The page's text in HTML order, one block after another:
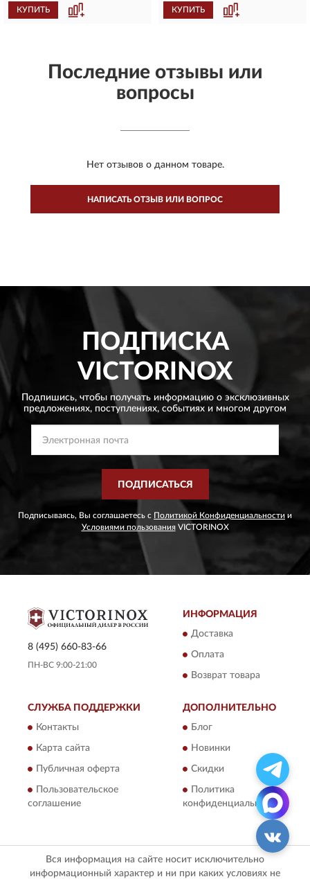
КУПИТЬ КУПИТЬ
Последние отзывы или
вопросы
Нет отзывов о данном товаре.
НАПИСАТЬ ОТЗЫВ ИЛИ ВОПРОС
ПОДПИСКА
VICTORINOX
Подпишись, чтобы получать информацию о эксклюзивных
предложениях, поступлениях, событиях и многом другом
ПОДПИСАТЬСЯ
Подписываясь, Вы соглашаетесь с Политикой Конфиденциальности и
Условиями пользованияVICTORINOX
8 (495) 660-83-66
ПН-ВС 9:00-21:00
ИНФОРМАЦИЯ
Доставка
Оплата
Возврат товара
СЛУЖБА ПОДДЕРЖКИ
Контакты
Карта сайта
Публичная оферта
Пользовательское
соглашение
ДОПОЛНИТЕЛЬНО
Блог
Новинки
Скидки
Политика
конфиденциальности
Вся информация на сайте носит исключительно
информационный характер и ни при каких условиях не